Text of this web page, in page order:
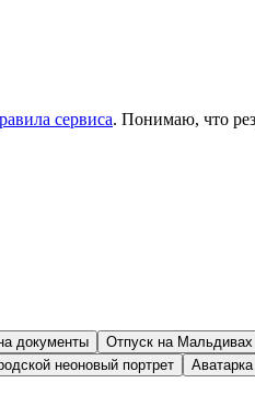
сервиса. Понимаю, что
документы Отпуск на Мальдивах
неоновый портрет Аватарка